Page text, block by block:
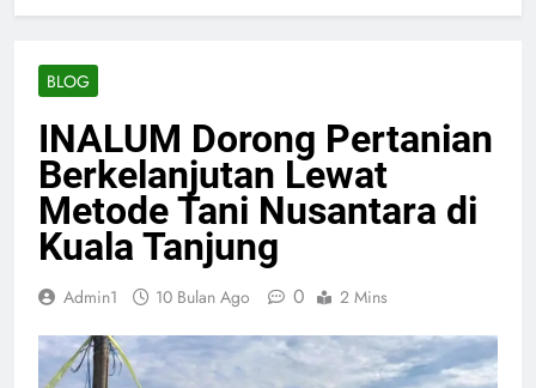
BLOG
INALUM Dorong Pertanian
Berkelanjutan Lewat
Metode Tani Nusantara di
Kuala Tanjung
Admin1 10 Bulan Ago 0 2 Mins